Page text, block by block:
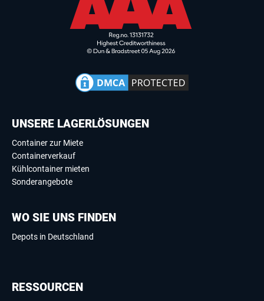
UNSERE LAGERLÖSUNGEN
Container zur Miete
Containerverkauf
Kühlcontainer mieten
Sonderangebote
WO SIE UNS FINDEN
Depots in Deutschland
RESSOURCEN